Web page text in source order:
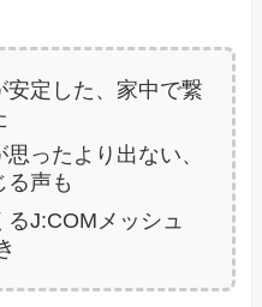
安定した、家中で繋
ったより出ない、
る声も
J:COMメッシュ